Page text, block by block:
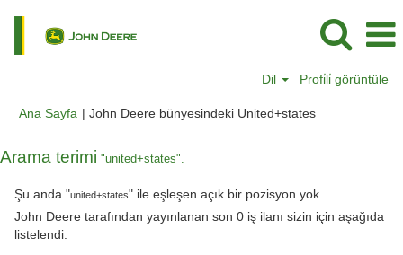
Dil Profi̇li̇ görüntüle
Ana Sayfa | John Deere bünyesindeki United+states(mevcut
Arama terimi "united+states".
Şu anda "united+states" ile eşleşen açık bir pozisyon yok.
John Deere tarafından yayınlanan son 0 iş ilanı sizin için aşağıda
listelendi.